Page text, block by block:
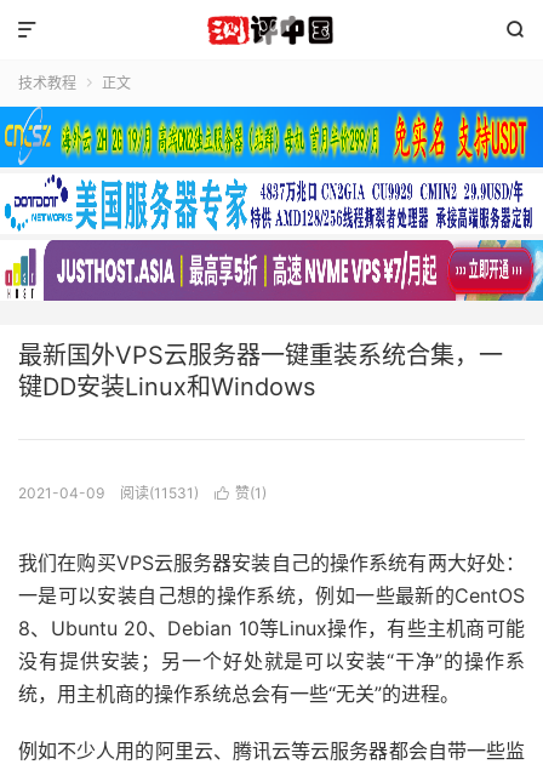


技术教程  正文
最新国外VPS云服务器一键重装系统合集，一
键DD安装Linux和Windows
2021-04-09 阅读(11531)  赞(1 )
我们在购买VPS云服务器安装自己的操作系统有两大好处：
一是可以安装自己想的操作系统，例如一些最新的CentOS
8、Ubuntu 20、Debian 10等Linux操作，有些主机商可能
没有提供安装；另一个好处就是可以安装“干净”的操作系
统，用主机商的操作系统总会有一些“无关”的进程。
例如不少人用的阿里云、腾讯云等云服务器都会自带一些监